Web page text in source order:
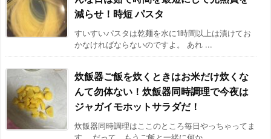
減らせ！時短 パスタ
すいすいパスタは乾麺を水に1時間以上は漬けてお
かなければならないのですよ。 あれ ...
炊飯器ご飯を炊くときはお米だけ炊くな
んて勿体ない！炊飯器同時調理で今夜は
ジャガイモホットサラダだ！
炊飯器同時調理はここのところ毎日やっちゃってま